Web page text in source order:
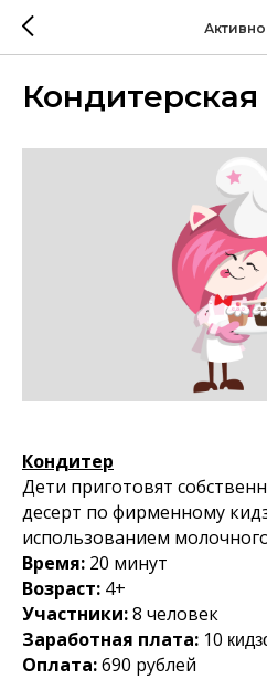
Кондитер
Дети приготовят
десерт по фирменному
использованием
Время: 20 минут
Возраст: 4+
Участники:8 человек
Заработная плата: 10
Оплата:690 рублей